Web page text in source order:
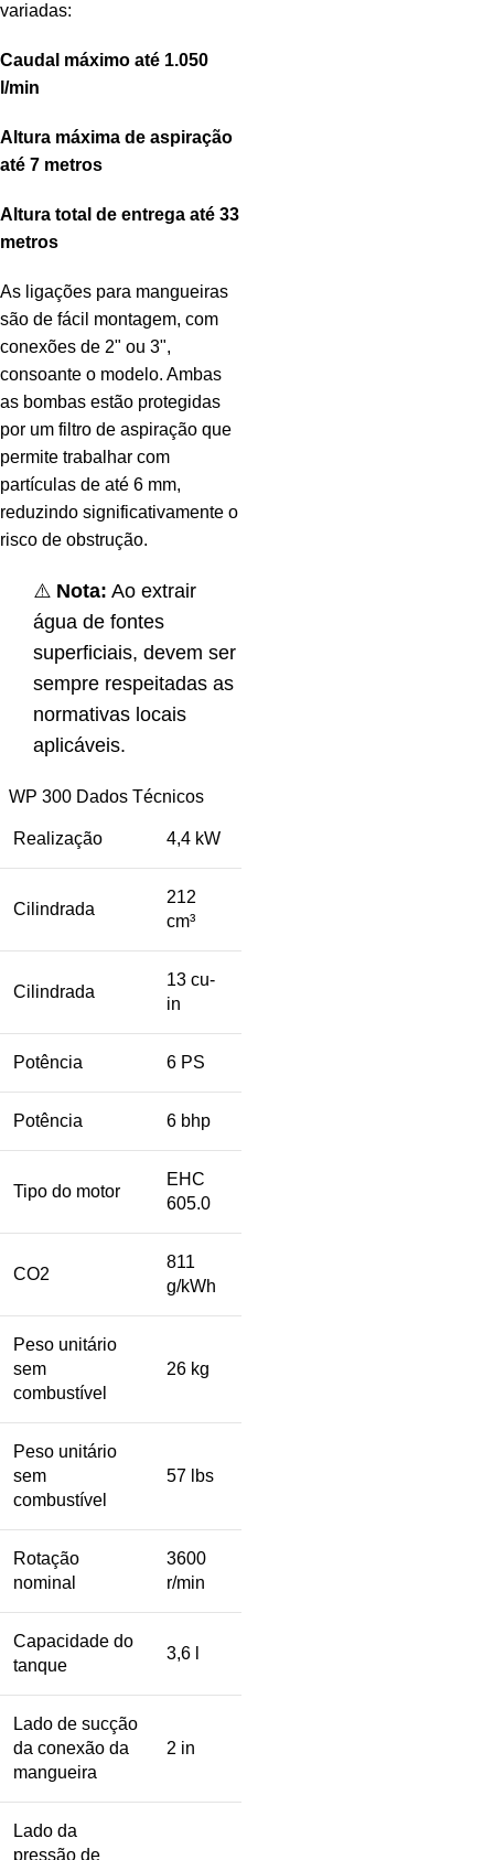
variadas:
Caudal máximo até 1.050
l/min
Altura máxima de aspiração
até 7 metros
Altura total de entrega até 33
metros
As ligações para mangueiras
são de fácil montagem, com
conexões de 2" ou 3",
consoante o modelo. Ambas
as bombas estão protegidas
por um filtro de aspiração que
permite trabalhar com
partículas de até 6 mm,
reduzindo significativamente o
risco de obstrução.
⚠️ Nota: Ao extrair
água de fontes
superficiais, devem ser
sempre respeitadas as
normativas locais
aplicáveis.
WP 300 Dados Técnicos
Realização 4,4 kW
Cilindrada
212
cm³
Cilindrada
13 cu-
in
Potência 6 PS
Potência 6 bhp
Tipo do motor
EHC
605.0
CO2
811
g/kWh
Peso unitário
sem
combustível
26 kg
Peso unitário
sem
combustível
57 lbs
Rotação
nominal
3600
r/min
Capacidade do
tanque
3,6 l
Lado de sucção
da conexão da
mangueira
2 in
Lado da
pressão de